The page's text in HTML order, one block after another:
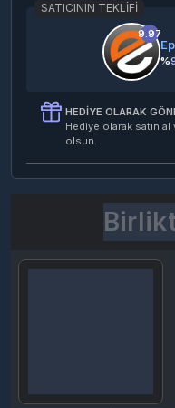
SATICININ TEKLIFI
9.97
%
HEDIYE OLARAK
Hediye olarak satın al
olsun.